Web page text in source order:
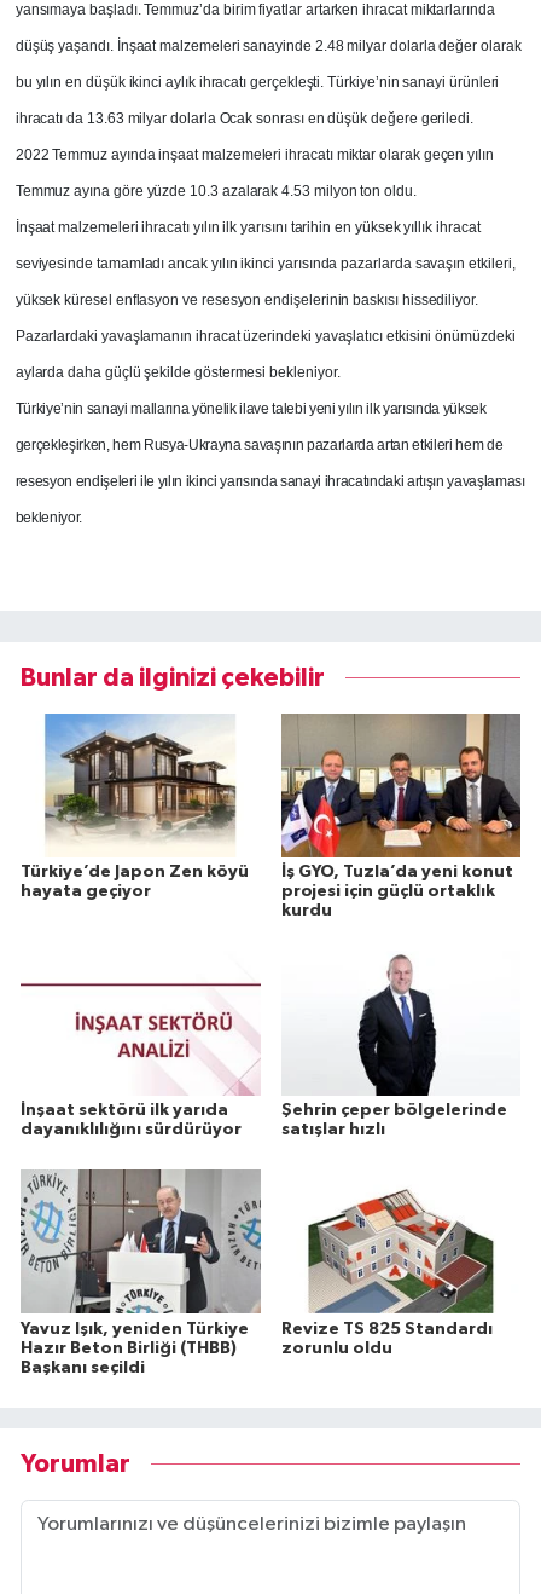
yansımaya başladı. Temmuz’da birim fiyatlar artarken ihracat miktarlarında
düşüş yaşandı. İnşaat malzemeleri sanayinde 2.48 milyar dolarla değer olarak
bu yılın en düşük ikinci aylık ihracatı gerçekleşti. Türkiye’nin sanayi ürünleri
ihracatı da 13.63 milyar dolarla Ocak sonrası en düşük değere geriledi.
2022 Temmuz ayında inşaat malzemeleri ihracatı miktar olarak geçen yılın
Temmuz ayına göre yüzde 10.3 azalarak 4.53 milyon ton oldu.
İnşaat malzemeleri ihracatı yılın ilk yarısını tarihin en yüksek yıllık ihracat
seviyesinde tamamladı ancak yılın ikinci yarısında pazarlarda savaşın etkileri,
yüksek küresel enflasyon ve resesyon endişelerinin baskısı hissediliyor.
Pazarlardaki yavaşlamanın ihracat üzerindeki yavaşlatıcı etkisini önümüzdeki
aylarda daha güçlü şekilde göstermesi bekleniyor.
Türkiye’nin sanayi mallarına yönelik ilave talebi yeni yılın ilk yarısında yüksek
gerçekleşirken, hem Rusya-Ukrayna savaşının pazarlarda artan etkileri hem de
resesyon endişeleri ile yılın ikinci yarısında sanayi ihracatındaki artışın yavaşlaması
bekleniyor.
Bunlar da ilginizi çekebilir
Türkiye’de Japon Zen köyü
hayata geçiyor
İş GYO, Tuzla’da yeni konut
projesi için güçlü ortaklık
kurdu
İnşaat sektörü ilk yarıda
dayanıklılığını sürdürüyor
Şehrin çeper bölgelerinde
satışlar hızlı
Yavuz Işık, yeniden Türkiye
Hazır Beton Birliği (THBB)
Başkanı seçildi
Revize TS 825 Standardı
zorunlu oldu
Yorumlar